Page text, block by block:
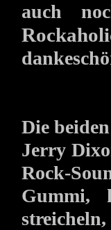
auch
Die
Jerry
Rock-
Gummi,